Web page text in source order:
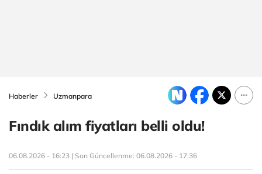
Haberler Uzmanpara
Fındık alım fiyatları belli oldu!
06.08.2026 - 16:23 | Son Güncellenme: 06.08.2026 - 17:36